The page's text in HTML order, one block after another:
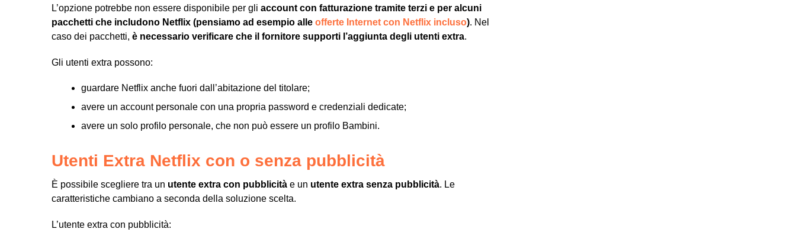
L’opzione potrebbe non essere disponibile per gli account con fatturazione tramite terzi e per alcuni
pacchetti che includono Netflix (pensiamo ad esempio alle offerte Internet con Netflix incluso). Nel
caso dei pacchetti, è necessario verificare che il fornitore supporti l’aggiunta degli utenti extra.
Gli utenti extra possono:
guardare Netflix anche fuori dall’abitazione del titolare;
avere un account personale con una propria password e credenziali dedicate;
avere un solo profilo personale, che non può essere un profilo Bambini.
Utenti Extra Netflix con o senza pubblicità
È possibile scegliere tra un utente extra con pubblicità e un utente extra senza pubblicità. Le
caratteristiche cambiano a seconda della soluzione scelta.
L’utente extra con pubblicità: